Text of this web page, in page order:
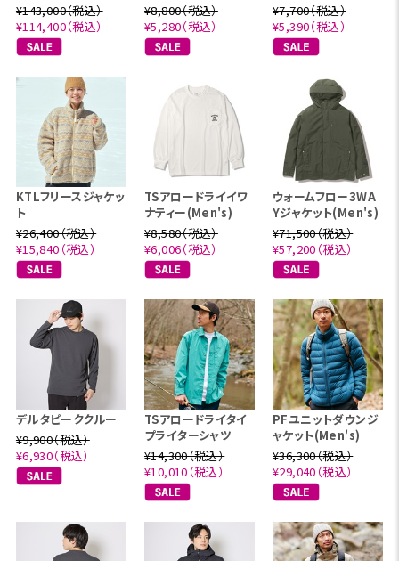
¥143,000（税込）
¥114,400（税込）
¥8,800（税込）
¥5,280（税込）
¥7,700（税込）
¥5,390（税込）
KTLフリースジャケッ
ト
¥26,400（税込）
¥15,840（税込）
TSアロードライイワ
ナティー(Men's)
¥8,580（税込）
¥6,006（税込）
ウォームフロー3WA
Yジャケット(Men's)
¥71,500（税込）
¥57,200（税込）
デルタピーククルー
¥9,900（税込）
¥6,930（税込）
TSアロードライタイ
プライターシャツ
¥14,300（税込）
¥10,010（税込）
PFユニットダウンジ
ャケット(Men's)
¥36,300（税込）
¥29,040（税込）